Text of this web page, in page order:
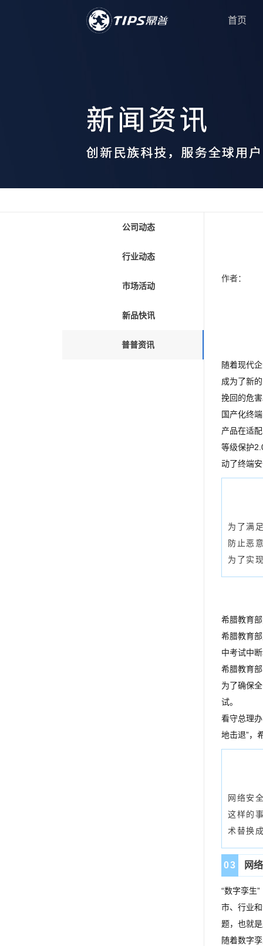
首页
公司动态
行业动态
市场活动
新品快讯
普普资讯
作者：
随着现代
成为了新
挽回的危
国产化终
产品在适
等级保护
动了终端
为了满
防止恶
为了实
希腊教育
希腊教育
中考试中
希腊教育
为了确保
试。
看守总理
地击退”，
网络安
这样的
术替换
03 网
“数字孪生
市、行业
题，也就
随着数字